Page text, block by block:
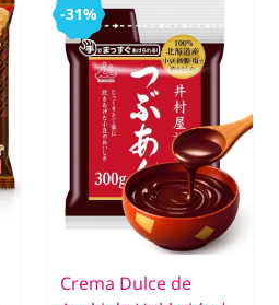
-31%
Crema Dulce de